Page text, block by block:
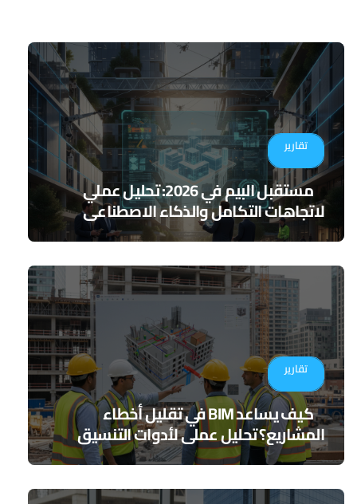
تقارير
مستقبل البيم في 2026: تحليل عملي
لاتجاهات التكامل والذكاء الاصطناعي
تقارير
كيف يساعد BIM في تقليل أخطاء
المشاريع؟ تحليل عملي لأدوات التنسيق
الرقمي